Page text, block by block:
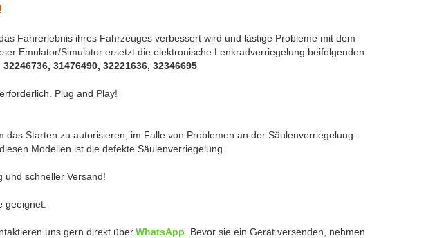
Fahrerlebnis ihres Fahrzeuges verbessert wird und lästige Probleme mit dem
Emulator/Simulator ersetzt die elektronische Lenkradverriegelung beifolgenden
31476490, 32221636, 32346695
Plug and Play!
das Starten zu autorisieren, im Falle von Problemen an der Säulenverriegelung.
Modellen ist die defekte Säulenverriegelung.
und schneller Versand!
geeignet.
uns gern direkt überWhatsApp Bevor sie ein Gerät versenden, nehmen